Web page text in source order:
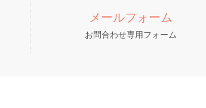
メールフォーム
お問合わせ専用フォーム